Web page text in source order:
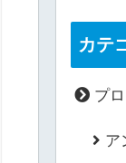
カテ
プ
ア